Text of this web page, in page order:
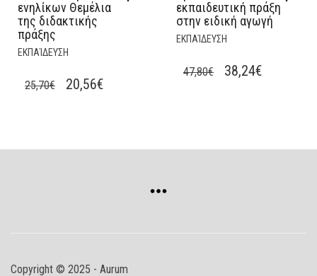
ενηλίκων Θεμέλια
της διδακτικής
πράξης
ΕΚΠΑΊΔΕΥΣΗ
25,70€
ORIGINAL
20,56€CURRENT
εκπαιδευτική πράξη
στην ειδική αγωγή
ΕΚΠΑΊΔΕΥΣΗ
47,80€
ORIGINAL
38,24€CURRENT
Copyright © 2025 - Aurum